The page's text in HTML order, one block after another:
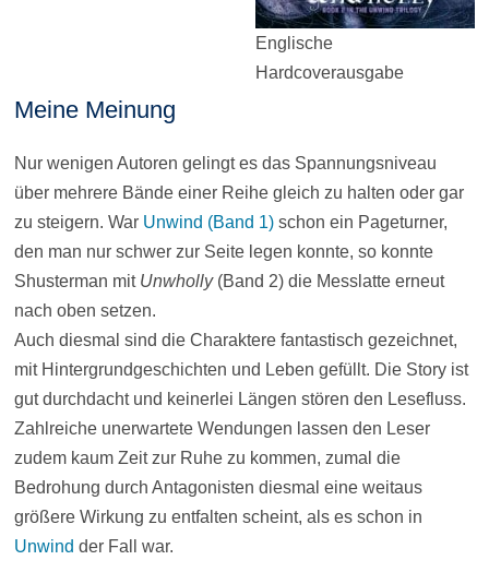
Englische
Hardcoverausgabe
Meine Meinung
Nur wenigen Autoren gelingt es das Spannungsniveau
über mehrere Bände einer Reihe gleich zu halten oder gar
zu steigern. War Unwind (Band 1)schon ein Pageturner,
den man nur schwer zur Seite legen konnte, so konnte
Shusterman mit Unwholly(Band 2) die Messlatte erneut
nach oben setzen.
Auch diesmal sind die Charaktere fantastisch gezeichnet,
mit Hintergrundgeschichten und Leben gefüllt. Die Story ist
gut durchdacht und keinerlei Längen stören den Lesefluss.
Zahlreiche unerwartete Wendungen lassen den Leser
zudem kaum Zeit zur Ruhe zu kommen, zumal die
Bedrohung durch Antagonisten diesmal eine weitaus
größere Wirkung zu entfalten scheint, als es schon in
Unwind der Fall war.